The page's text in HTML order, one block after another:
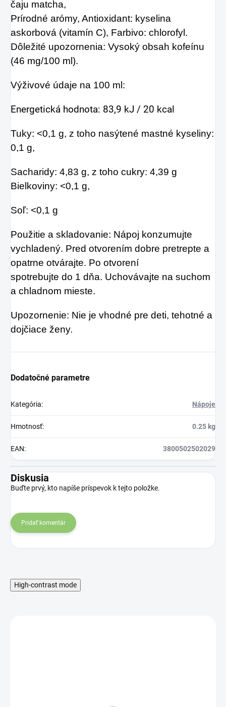
čaju matcha,
Prírodné arómy, Antioxidant: kyselina
askorbová (vitamín C), Farbivo: chlorofyl.
Dôležité upozornenia: Vysoký obsah kofeínu
(46 mg/100 ml).
Výživové údaje na 100 ml:
Energetická hodnota: 83,9 kJ / 20 kcal
Tuky: <0,1 g, z toho nasýtené mastné kyseliny:
0,1 g,
Sacharidy: 4,83 g, z toho cukry: 4,39 g
Bielkoviny: <0,1 g,
Soľ: <0,1 g
Použitie a skladovanie: Nápoj konzumujte
vychladený. Pred otvorením dobre pretrepte a
opatrne otvárajte. Po otvorení
spotrebujte do 1 dňa. Uchovávajte na suchom
a chladnom mieste.
Upozornenie: Nie je vhodné pre deti, tehotné a
dojčiace ženy.
Dodatočné parametre
Kategória: Nápoje
Hmotnosť: 0.25 kg
EAN: 3800502502029
Diskusia
Buďte prvý, kto napíše príspevok k tejto položke.
Pridať komentár
High-contrast mode